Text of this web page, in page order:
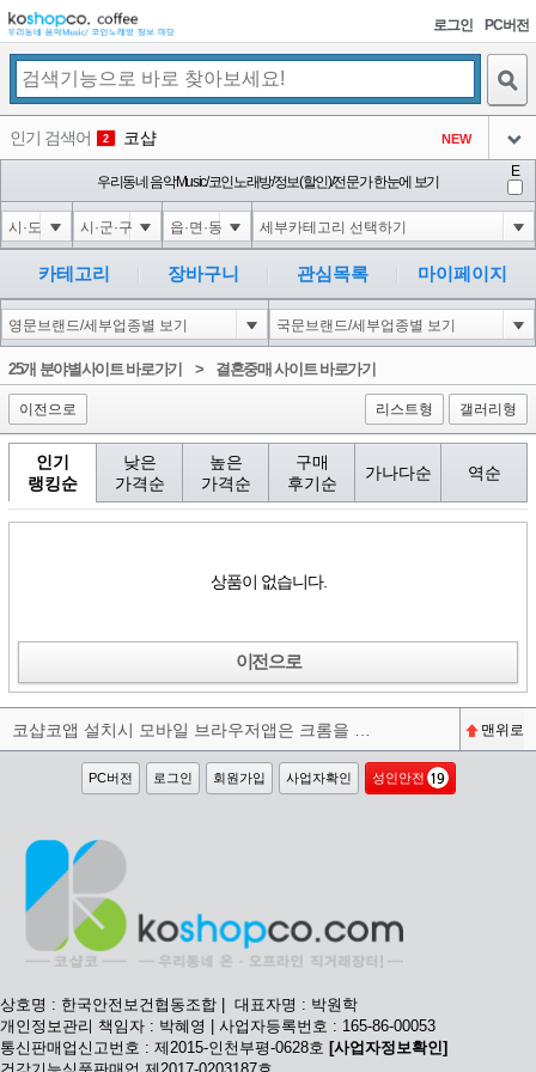
로그인 PC버전
인기 검색어 2 코샵 NEW
3 익스
아이콘
4 미끄럼방지
아이콘
5 Innovative Skincare Clinical
아이콘
NEW
6 대성설렁탕
아이콘
-16
1
우리동네 음악Music/코인노래방/정보(할인)/전문가 한눈에 보기
E
카테고리 장바구니 관심목록 마이페이지
25개 분야별사이트 바로가기 > 결혼중매 사이트 바로가기
이전으로 리스트형 갤러리형
인기
랭킹순
낮은
가격순
높은
가격순
구매
후기순
가나다순 역순
상품이 없습니다.
이전으로
코샵코앱 설치시 모바일 브라우저앱은 크롬을 권장합니다^^ 맨위로
PC버전 로그인 회원가입 사업자확인 성인안전
상호명 : 한국안전보건협동조합 | 대표자명 : 박원학
개인정보관리 책임자 : 박혜영 | 사업자등록번호 : 165-86-00053
통신판매업신고번호 : 제2015-인천부평-0628호 [사업자정보확인]